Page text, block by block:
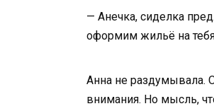
— Анечка, сиделка
оформим жильё на
Анна не раздумывала.
внимания. Но мысль,